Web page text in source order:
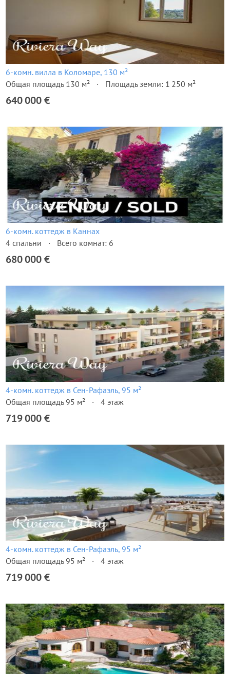
6-комн. вилла в Коломаре, 130 м²
Общая площадь 130 м²
Площадь земли: 1 250 м²
640 000 €
6-комн. коттедж в Каннах
4 спальни
Всего комнат: 6
680 000 €
4-комн. коттедж в Сен-Рафаэль, 95 м²
Общая площадь 95 м²
4 этаж
719 000 €
4-комн. коттедж в Сен-Рафаэль, 95 м²
Общая площадь 95 м²
4 этаж
719 000 €